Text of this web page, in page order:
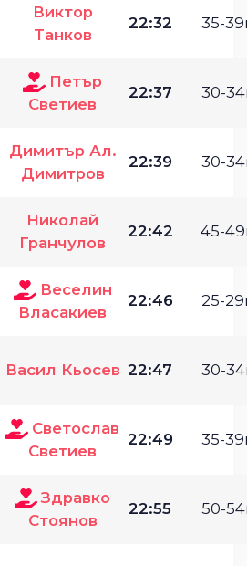
Виктор
Танков
22:32 35-
Петър
Светиев
22:37 30-
Димитър Ал.
Димитров
22:39 30-
Николай
Гранчулов
22:42 45-
Веселин
Власакиев
22:46 25-
Васил Кьосев 22:47 30-
Светослав
Светиев
22:49 35-
Здравко
Стоянов
22:55 50-